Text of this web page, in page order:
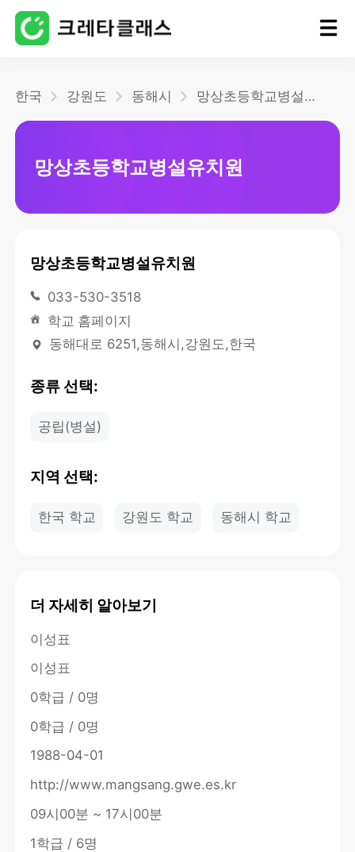
한국 강원도 동해시 망상초등학교병설유치원
망상초등학교병설유치원
망상초등학교병설유치원
033-530-3518
학교 홈페이지
동해대로 6251,동해시,강원도,한국
종류 선택:
공립(병설)
지역 선택:
한국 학교 강원도 학교 동해시 학교
더 자세히 알아보기
이성표
이성표
0학급 / 0명
0학급 / 0명
1988-04-01
http://www.mangsang.gwe.es.kr
09시00분 ~ 17시00분
1학급 / 6명